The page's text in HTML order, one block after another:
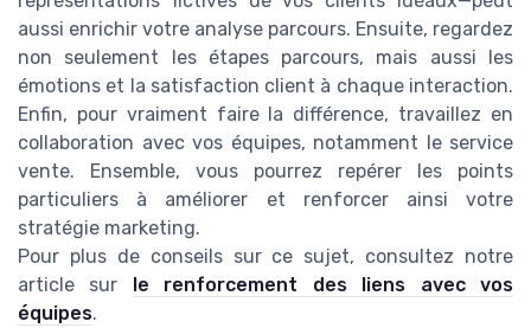
aussi enrichir votre analyse parcours. Ensuite, regardez
non seulement les étapes parcours, mais aussi les
émotions et la satisfaction client à chaque interaction.
Enfin, pour vraiment faire la différence, travaillez en
collaboration avec vos équipes, notamment le service
vente. Ensemble, vous pourrez repérer les points
particuliers à améliorer et renforcer ainsi votre
stratégie marketing.
Pour plus de conseils sur ce sujet, consultez notre
article sur le renforcement des liens avec vos
équipes.